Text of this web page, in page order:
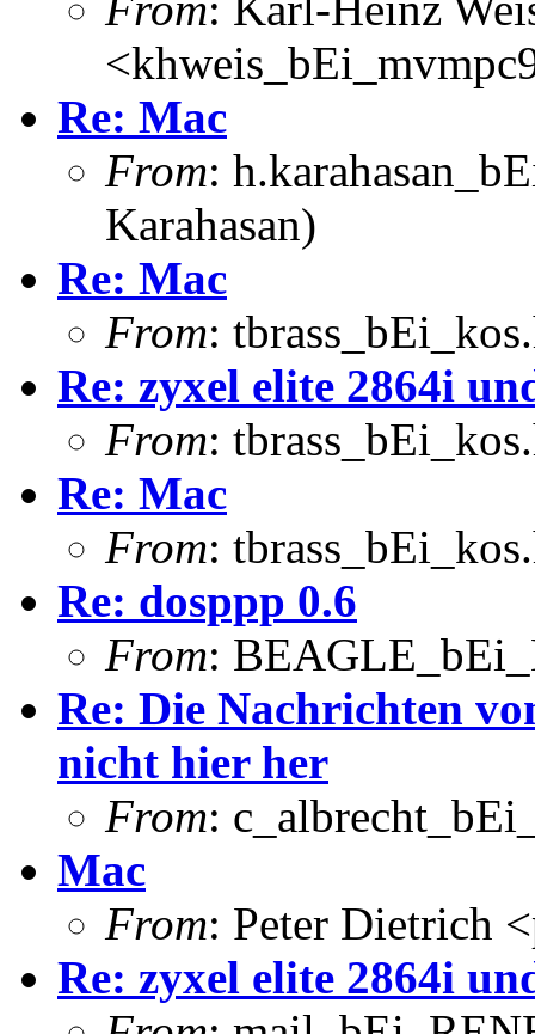
Re: Mac
From:
Karahasan)
Re: Mac
From:
Re: zyxel elite 2864i
From:
Re: Mac
From:
Re: dosppp 0.6
From:
Re: Die Nachrichten
nicht hier her
From:
Mac
From: Peter Dietrich
Re: zyxel elite 2864i